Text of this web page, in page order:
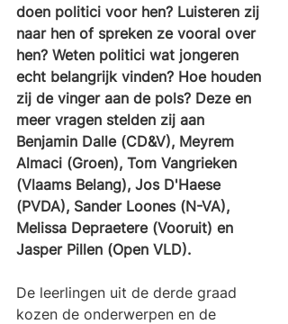
doen politici voor hen? Luisteren zij
naar hen of spreken ze vooral over
hen? Weten politici wat jongeren
echt belangrijk vinden? Hoe houden
zij de vinger aan de pols? Deze en
meer vragen stelden zij aan
Benjamin Dalle (CD&V), Meyrem
Almaci (Groen), Tom Vangrieken
(Vlaams Belang), Jos D'Haese
(PVDA), Sander Loones (N-VA),
Melissa Depraetere (Vooruit) en
Jasper Pillen (Open VLD).
De leerlingen uit de derde graad
kozen de onderwerpen en de